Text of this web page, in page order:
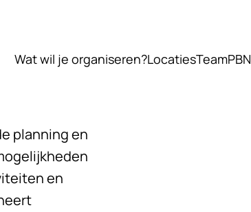
Wat wil je organiseren?LocatiesTeamPBN
planning en
en